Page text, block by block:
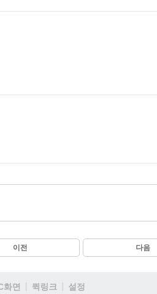
이전 다음
화면 퀵링크 설정